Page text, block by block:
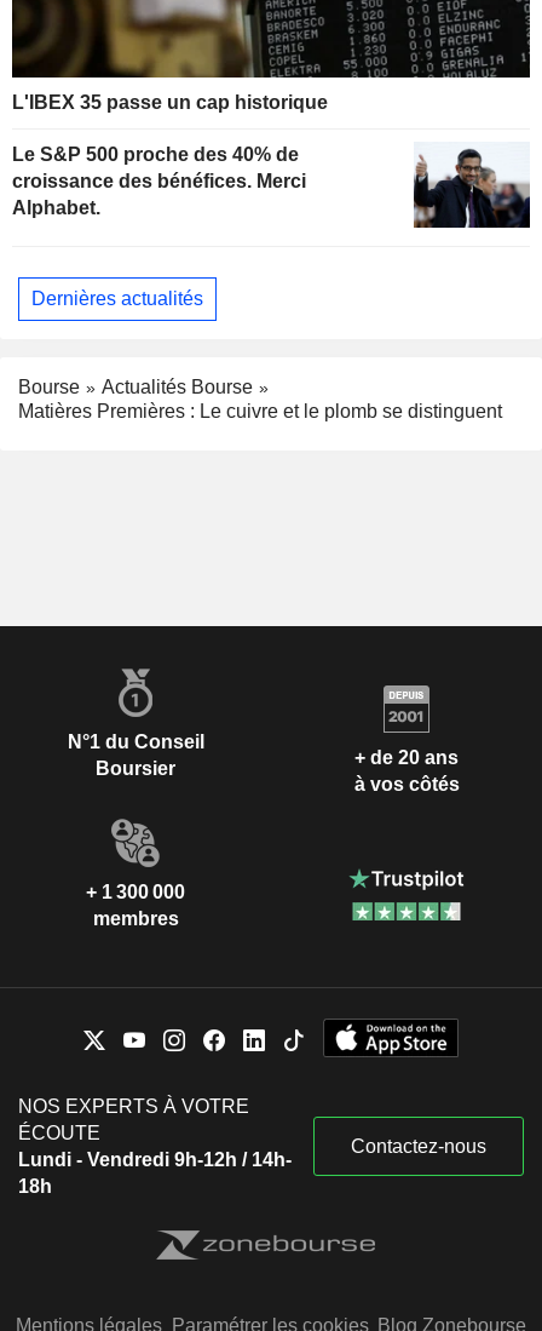
L'IBEX 35 passe un cap historique
Le S&P 500 proche des 40% de
croissance des bénéfices. Merci
Alphabet.
Dernières actualités
Bourse
Actualités Bourse
Matières Premières : Le cuivre et le plomb se distinguent
N°1 du Conseil
Boursier
+ de 20 ans
à vos côtés
+ 1 300 000
membres
NOS EXPERTS À VOTRE
ÉCOUTE
Lundi - Vendredi 9h-12h / 14h-
18h
Contactez-nous
Mentions légales Paramétrer les cookies Blog Zonebourse